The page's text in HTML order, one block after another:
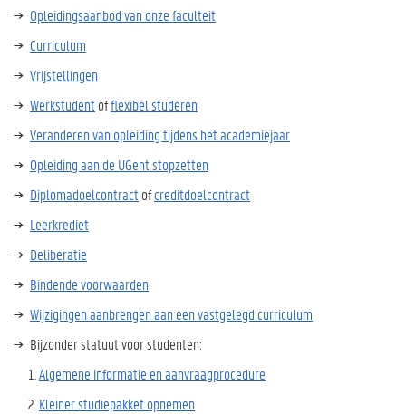
Opleidingsaanbod van onze faculteit
Curriculum
Vrijstellingen
Werkstudentofflexibel studeren
Veranderen van opleiding tijdens het academiejaar
Opleiding aan de UGent stopzetten
Diplomadoelcontractofcreditdoelcontract
Leerkrediet
Deliberatie
Bindende voorwaarden
Wijzigingen aanbrengen aan een vastgelegd curriculum
Bijzonder statuut voor studenten:
Algemene informatie en aanvraagprocedure
Kleiner studiepakket opnemen